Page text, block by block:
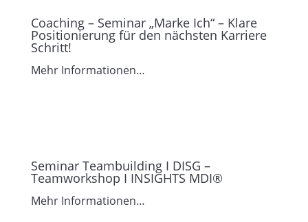
Coaching – Seminar „Marke Ich“ – Klare
Positionierung für den nächsten Karriere
Schritt!
Mehr Informationen…
Seminar Teambuilding I DISG –
Teamworkshop I INSIGHTS MDI®
Mehr Informationen…